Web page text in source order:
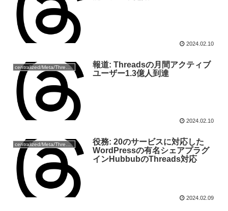
2024.02.10
centralized/Meta/Threads
報道: Threadsの月間アクティブ
ユーザー1.3億人到達
2024.02.10
centralized/Meta/Threads
役務: 20のサービスに対応した
WordPressの有名シェアプラグ
インHubbubのThreads対応
2024.02.09